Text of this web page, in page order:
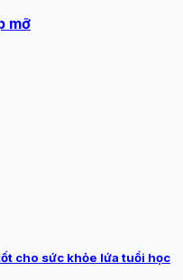
mỡ
cho sức khỏe lứa tuổi học